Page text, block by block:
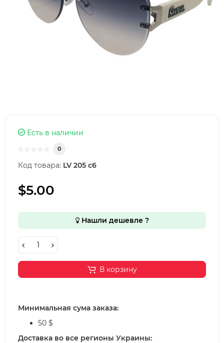
Есть в наличии
0
Код товара: LV 205 c6
$5.00
Нашли дешевле ?
В корзину
Минимальная сума заказа:
50 $
Доставка во все регионы Украины: